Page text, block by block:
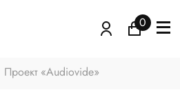
0
Проект «Audiovide»